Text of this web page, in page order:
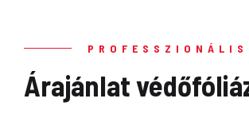
Árajánlat